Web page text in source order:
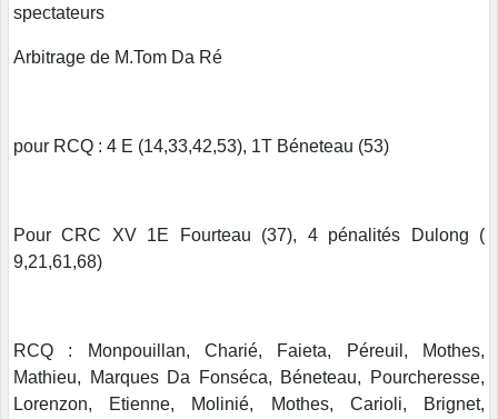
spectateurs
Arbitrage de M.Tom Da Ré
pour RCQ : 4 E (14,33,42,53), 1T Béneteau (53)
Pour CRC XV 1E Fourteau (37), 4 pénalités Dulong (
9,21,61,68)
RCQ : Monpouillan, Charié, Faieta, Péreuil, Mothes,
Mathieu, Marques Da Fonséca, Béneteau, Pourcheresse,
Lorenzon, Etienne, Molinié, Mothes, Carioli, Brignet,